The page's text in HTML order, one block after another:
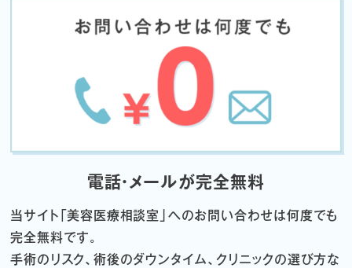
電話・メールが完全無料
当サイト「美容医療相談室」へのお問い合わせは何度でも
完全無料です。
手術のリスク、術後のダウンタイム、クリニックの選び方な